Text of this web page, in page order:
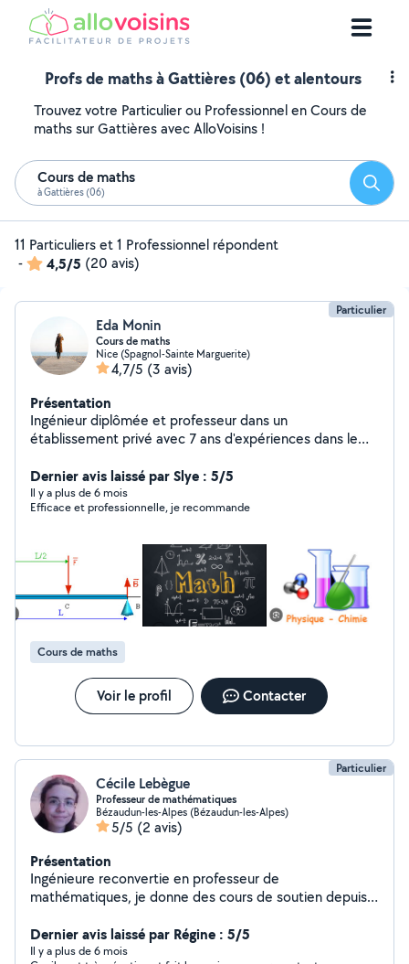
Profs de maths à Gattières (06) et alentours
Trouvez votre Particulier ou Professionnel en Cours de
maths sur Gattières avec AlloVoisins !
Cours de maths
à Gattières (06)
11 Particuliers et 1 Professionnel répondent
-
4,5/5 (20 avis)
Particulier
Eda Monin
Cours de maths
Nice (Spagnol-Sainte Marguerite)
4,7/5 (3 avis)
Présentation
Ingénieur diplômée et professeur dans un
établissement privé avec 7 ans d'expériences dans le
chimie et résistance des matériaux. Je vous propose
mes services de professeur particulier dans les matières
scientifiques : mathématiques, physiques et sciences
l'enseignement du collège au BTS, je m'adapte aux
besoins spécifiques de chaque élève, que ce soit pour
des remises à niveau, la préparation des examens
(brevet, concours), ou un accompagnement régulier
pour approfondir les notions acquises en classe . Les
séances se déroulent en visioconférence via Google
Meet et en présentiel. Le premier cours est offert, vous
permettant ainsi de découvrir la qualité de
l'enseignement, sans aucun engagement.
Dernier avis laissé par Slye : 5/5
Il y a plus de 6 mois
Efficace et professionnelle, je recommande
Cours de maths
Voir le profil Contacter
Particulier
Cécile Lebègue
Professeur de mathématiques
Bézaudun-les-Alpes (Bézaudun-les-Alpes)
5/5 (2 avis)
Présentation
Ingénieure reconvertie en professeur de
mathématiques, je donne des cours de soutien depuis
Dernier avis laissé par Régine : 5/5
Il y a plus de 6 mois